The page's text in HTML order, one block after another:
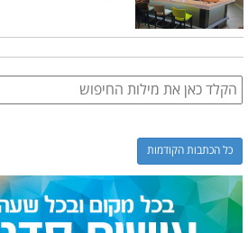
כל הכתבות הקודמות